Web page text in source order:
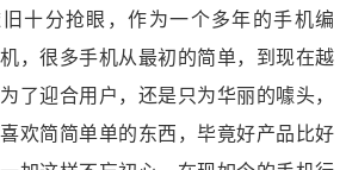
十分抢眼，作为一个多年的手机编
，很多手机从最初的简单，到现在越
了迎合用户，还是只为华丽的噱头，
欢简简单单的东西，毕竟好产品比好